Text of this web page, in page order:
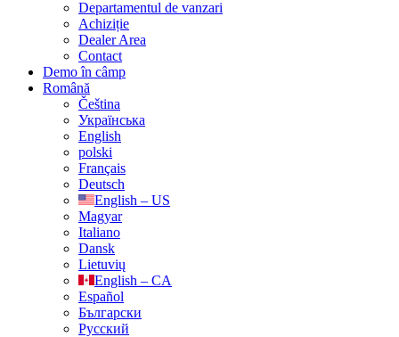
Departamentul de vanzari
Achiziție
Dealer Area
Contact
Demo în câmp
Română
Čeština
Українська
English
polski
Français
Deutsch
English – US
Magyar
Italiano
Dansk
Lietuvių
English – CA
Español
Български
Русский